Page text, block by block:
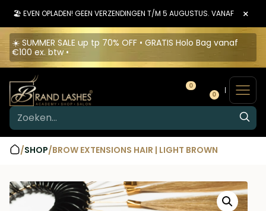
🏖️ EVEN OPLADEN! GEEN VERZENDINGEN T/M 5 AUGUSTUS. VANAF 6 ×
☀️ SUMMER SALE up tp 70% OFF • GRATIS Holo Bag vanaf
€100 ex. btw •
0
0
/SHOP/BROW EXTENSIONS HAIR | LIGHT BROWN